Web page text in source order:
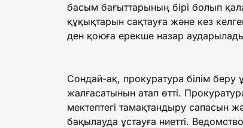
басым бағыттарының бірі болып
құқықтарын сақтауға және кез
ден қоюға ерекше назар
Сондай-ақ, прокуратура білім
жалғасатынын атап өтті.
мектептегі тамақтандыру сапасын
бақылауда ұстауға ниетті.